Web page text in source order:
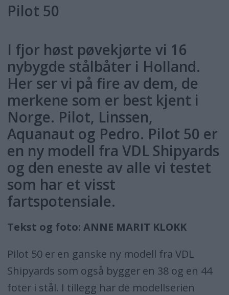
Pilot 50
I fjor høst pøvekjørte vi 16
nybygde stålbåter i Holland.
Her ser vi på fire av dem, de
merkene som er best kjent i
Norge. Pilot, Linssen,
Aquanaut og Pedro. Pilot 50 er
en ny modell fra VDL Shipyards
og den eneste av alle vi testet
som har et visst
fartspotensiale.
Tekst og foto: ANNE MARIT KLOKK
Pilot 50 er en ganske ny modell fra VDL
Shipyards som også bygger en 38 og en 44
foter i stål. I tillegg har de modellserien